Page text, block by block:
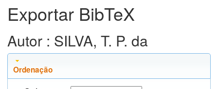
Exportar BibTeX
Autor : SILVA, T. P. da
Ordenação